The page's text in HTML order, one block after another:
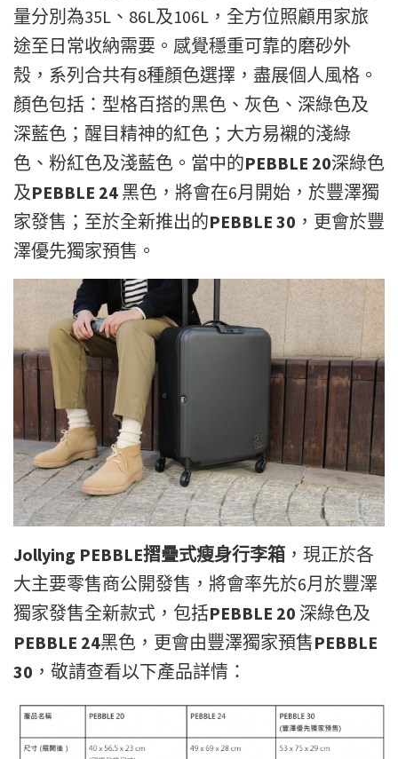
量分別為35L、86L及106L，全方位照顧用家旅
途至日常收納需要。感覺穩重可靠的磨砂外
殼，系列合共有8種顏色選擇，盡展個人風格。
顏色包括：型格百搭的黑色、灰色、深綠色及
深藍色；醒目精神的紅色；大方易襯的淺綠
色、粉紅色及淺藍色。當中的PEBBLE 20深綠色
及PEBBLE 24 黑色，將會在6月開始，於豐澤獨
家發售；至於全新推出的PEBBLE 30 ，更會於豐
澤優先獨家預售。
Jollying PEBBLE摺疊式瘦身行李箱 ，現正於各
大主要零售商公開發售，將會率先於6月於豐澤
獨家發售全新款式，包括PEBBLE 20 深綠色及
PEBBLE 24黑色，更會由豐澤獨家預售PEBBLE
30 ，敬請查看以下產品詳情：